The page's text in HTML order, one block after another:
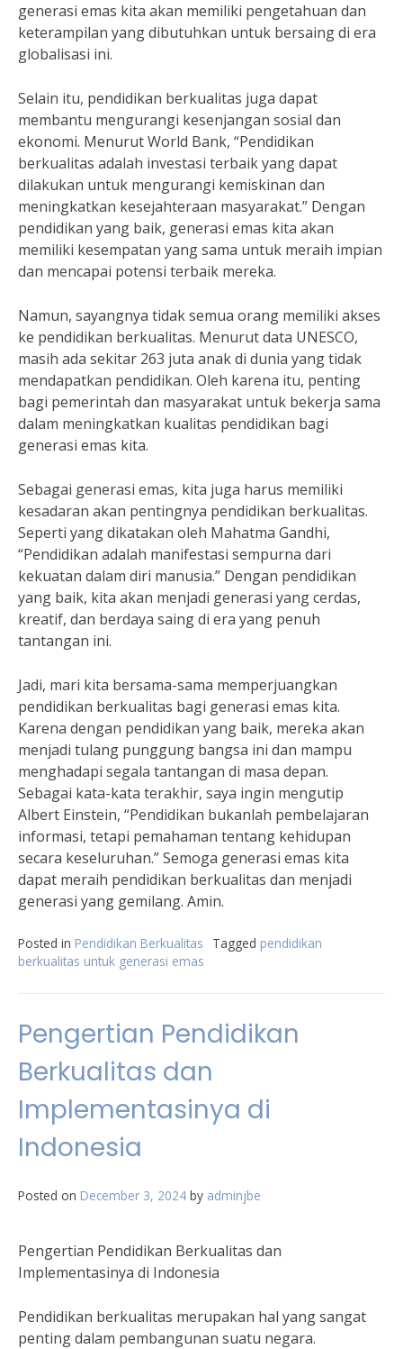
generasi emas kita akan memiliki pengetahuan dan
keterampilan yang dibutuhkan untuk bersaing di era
globalisasi ini.
Selain itu, pendidikan berkualitas juga dapat
membantu mengurangi kesenjangan sosial dan
ekonomi. Menurut World Bank, “Pendidikan
berkualitas adalah investasi terbaik yang dapat
dilakukan untuk mengurangi kemiskinan dan
meningkatkan kesejahteraan masyarakat.” Dengan
pendidikan yang baik, generasi emas kita akan
memiliki kesempatan yang sama untuk meraih impian
dan mencapai potensi terbaik mereka.
Namun, sayangnya tidak semua orang memiliki akses
ke pendidikan berkualitas. Menurut data UNESCO,
masih ada sekitar 263 juta anak di dunia yang tidak
mendapatkan pendidikan. Oleh karena itu, penting
bagi pemerintah dan masyarakat untuk bekerja sama
dalam meningkatkan kualitas pendidikan bagi
generasi emas kita.
Sebagai generasi emas, kita juga harus memiliki
kesadaran akan pentingnya pendidikan berkualitas.
Seperti yang dikatakan oleh Mahatma Gandhi,
“Pendidikan adalah manifestasi sempurna dari
kekuatan dalam diri manusia.” Dengan pendidikan
yang baik, kita akan menjadi generasi yang cerdas,
kreatif, dan berdaya saing di era yang penuh
tantangan ini.
Jadi, mari kita bersama-sama memperjuangkan
pendidikan berkualitas bagi generasi emas kita.
Karena dengan pendidikan yang baik, mereka akan
menjadi tulang punggung bangsa ini dan mampu
menghadapi segala tantangan di masa depan.
Sebagai kata-kata terakhir, saya ingin mengutip
Albert Einstein, “Pendidikan bukanlah pembelajaran
informasi, tetapi pemahaman tentang kehidupan
secara keseluruhan.” Semoga generasi emas kita
dapat meraih pendidikan berkualitas dan menjadi
generasi yang gemilang. Amin.
Posted in Pendidikan Berkualitas Tagged pendidikan
berkualitas untuk generasi emas
Pengertian Pendidikan
Berkualitas dan
Implementasinya di
Indonesia
Posted on December 3, 2024 by adminjbe
Pengertian Pendidikan Berkualitas dan
Implementasinya di Indonesia
Pendidikan berkualitas merupakan hal yang sangat
penting dalam pembangunan suatu negara.